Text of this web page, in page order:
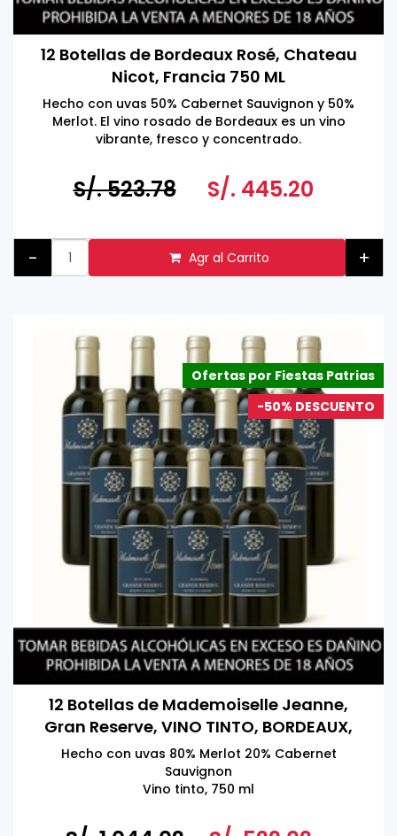
12 Botellas de Bordeaux Rosé, Chateau
Nicot, Francia 750 ML
Hecho con uvas 50% Cabernet Sauvignon y 50%
Merlot. El vino rosado de Bordeaux es un vino
vibrante, fresco y concentrado.
Tomar bebidas alcohólicas en exceso es dañino
Prohibida la venta a menores de 18 años.
S/. 523.78 S/. 445.20
- Agr al Carrito +
Ofertas por Fiestas Patrias
-50% DESCUENTO
12 Botellas de Mademoiselle Jeanne,
Gran Reserve, VINO TINTO, BORDEAUX,
FRANCIA 750 ml
Hecho con uvas 80% Merlot 20% Cabernet
Sauvignon
Vino tinto, 750 ml
Producto de Francia